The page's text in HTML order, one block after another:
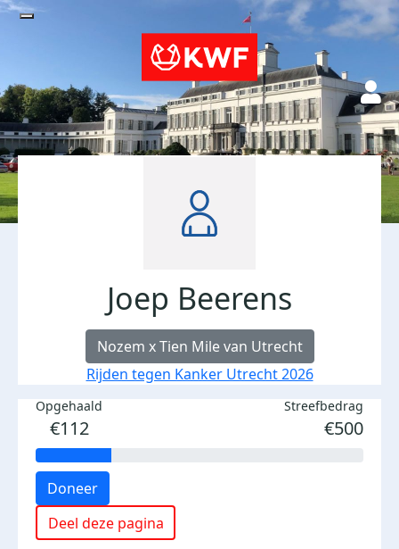
Joep Beerens
Nozem x Tien Mile van Utrecht
Rijden tegen Kanker Utrecht 2026
Opgehaald
€112
Streefbedrag
€500
Doneer
Deel deze pagina